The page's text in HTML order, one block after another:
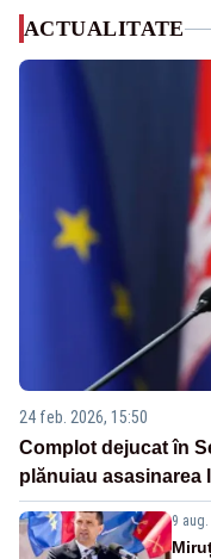
ACTUALITATE
24 feb. 2026, 15:50
Complot dejucat în
plănuiau asasinarea
9